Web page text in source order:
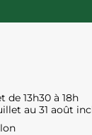
de 13h30 à 18h
au 31 août